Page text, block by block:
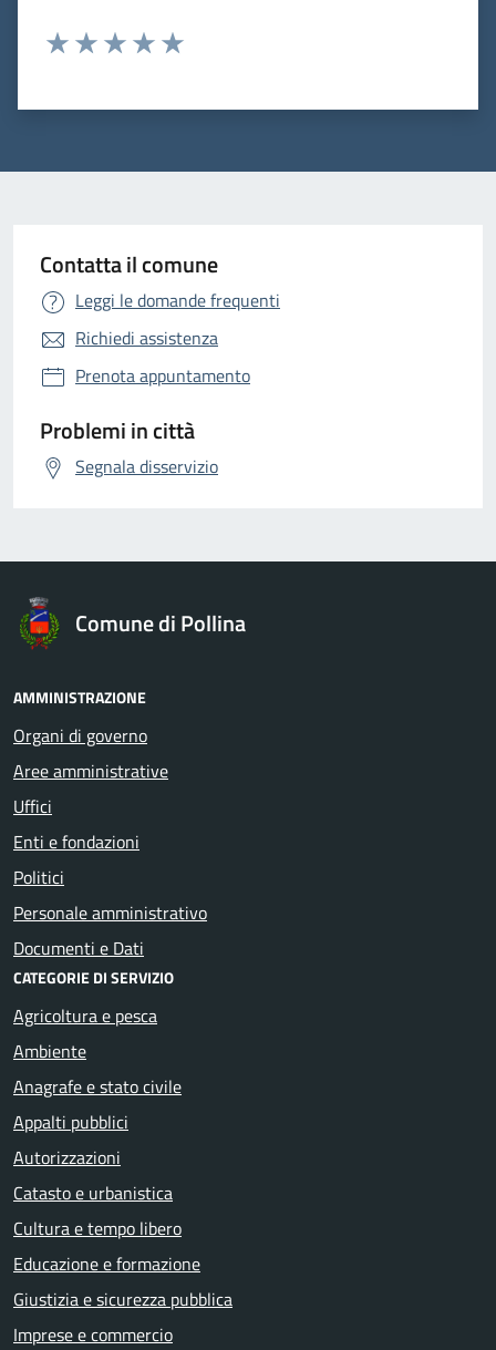
Contatta il comune
Leggi le domande frequenti
Richiedi assistenza
Prenota appuntamento
Problemi in città
Segnala disservizio
Comune di Pollina
AMMINISTRAZIONE
Organi di governo
Aree amministrative
Uffici
Enti e fondazioni
Politici
Personale amministrativo
Documenti e Dati
CATEGORIE DI SERVIZIO
Agricoltura e pesca
Ambiente
Anagrafe e stato civile
Appalti pubblici
Autorizzazioni
Catasto e urbanistica
Cultura e tempo libero
Educazione e formazione
Giustizia e sicurezza pubblica
Imprese e commercio